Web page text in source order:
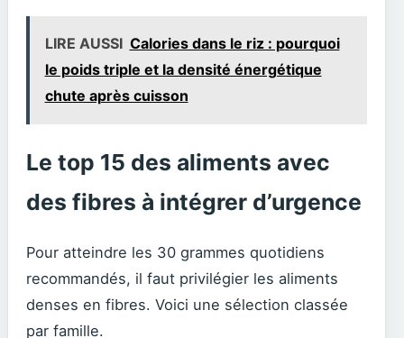
LIRE AUSSI Calories dans le riz : pourquoi
le poids triple et la densité énergétique
chute après cuisson
Le top 15 des aliments avec
des fibres à intégrer d’urgence
Pour atteindre les 30 grammes quotidiens
recommandés, il faut privilégier les aliments
denses en fibres. Voici une sélection classée
par famille.